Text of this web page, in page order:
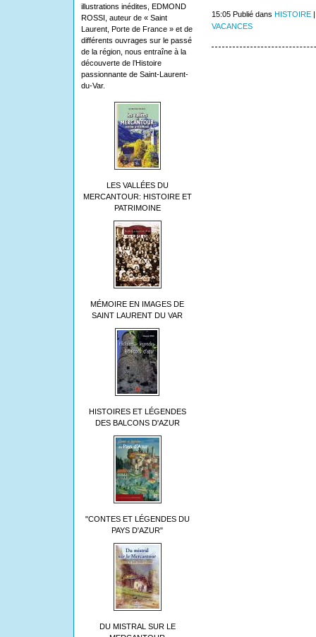
illustrations inédites, EDMOND
ROSSI, auteur de « Saint
Laurent, Porte de France » et de
différents ouvrages sur le passé
de la région, nous entraîne à la
découverte de l’Histoire
passionnante de Saint-Laurent-
du-Var.
LES VALLÉES DU
MERCANTOUR: HISTOIRE ET
PATRIMOINE
MÉMOIRE EN IMAGES DE
SAINT LAURENT DU VAR
HISTOIRES ET LÉGENDES
DES BALCONS D'AZUR
"CONTES ET LÉGENDES DU
PAYS D'AZUR"
DU MISTRAL SUR LE
15:05 Publié dans HISTOIRE
VACANCES